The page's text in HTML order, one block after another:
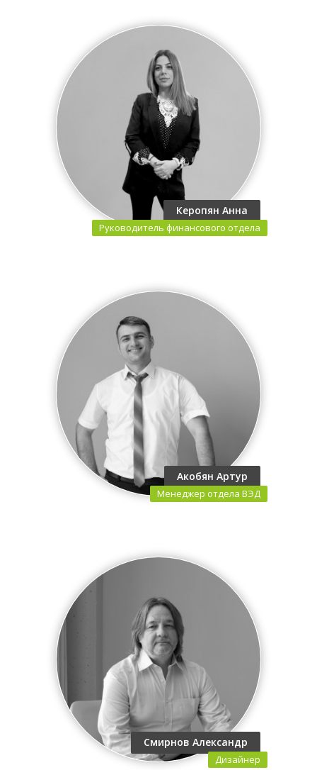
Керопян Анна
Руководитель финансового отдела
Акобян Артур
Менеджер отдела ВЭД
Смирнов Александр
Дизайнер